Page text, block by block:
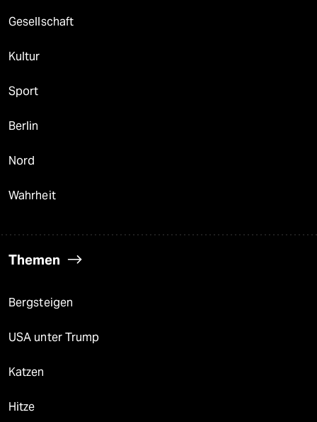
Gesellschaft
Kultur
Sport
Berlin
Nord
Wahrheit
Themen
Bergsteigen
USA unter Trump
Katzen
Hitze